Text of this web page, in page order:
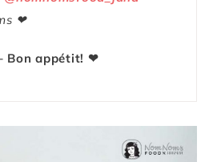
❤
Bon appétit! ❤